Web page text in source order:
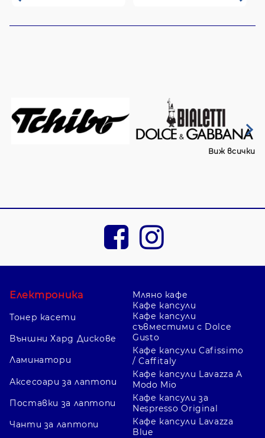
Виж всички
Електроника
Тонер касети
Външни Хард Дискове
Ламинатори
Аксесоари за лаптопи
Поставки за лаптопи
Чанти за лаптопи
Мляно кафе
Кафе капсули
Кафе капсули
съвместими с Dolce
Gusto
Кафе капсули Cafissimo
/ Caffitaly
Кафе капсули Lavazza A
Modo Mio
Кафе капсули за
Nespresso Original
Кафе капсули Lavazza
Blue